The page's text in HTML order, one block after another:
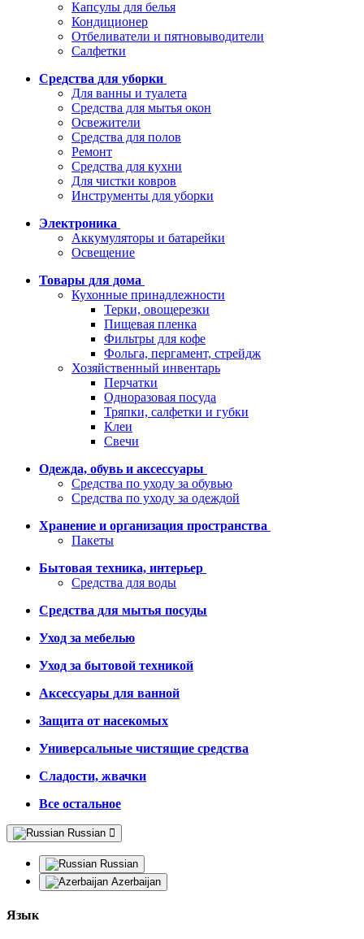
Капсулы для белья
Кондиционер
Отбеливатели и пятновыводители
Салфетки
Средства для уборки
Для ванны и туалета
Средства для мытья окон
Освежители
Средства для полов
Ремонт
Средства для кухни
Для чистки ковров
Инструменты для уборки
Электроника
Аккумуляторы и батарейки
Освещение
Товары для дома
Кухонные принадлежности
Терки, овощерезки
Пищевая пленка
Фильтры для кофе
Фольга, пергамент, стрейдж
Хозяйственный инвентарь
Перчатки
Одноразовая посуда
Тряпки, салфетки и губки
Клеи
Свечи
Одежда, обувь и аксессуары
Средства по уходу за обувью
Средства по уходу за одеждой
Хранение и организация пространства
Пакеты
Бытовая техника, интерьер
Средства для воды
Средства для мытья посуды
Уход за мебелью
Уход за бытовой техникой
Аксессуары для ванной
Защита от насекомых
Универсальные чистящие средства
Сладости, жвачки
Все остальное
Russian
Russian
Azerbaijan
Язык